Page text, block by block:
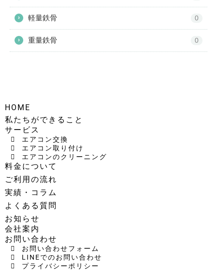
› 軽量鉄骨 0
› 重量鉄骨 0
HOME
私たちができること
サービス
エアコン交換
エアコン取り付け
エアコンのクリーニング
料金について
ご利用の流れ
実績・コラム
よくある質問
お知らせ
会社案内
お問い合わせ
お問い合わせフォーム
LINEでのお問い合わせ
プライバシーポリシー